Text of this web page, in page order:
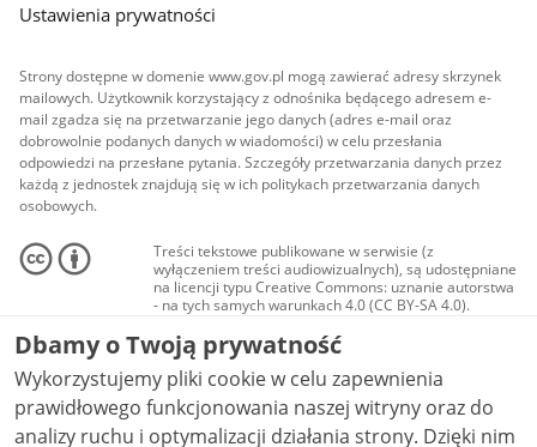
Ustawienia prywatności
Strony dostępne w domenie www.gov.pl mogą zawierać adresy skrzynek
mailowych. Użytkownik korzystający z odnośnika będącego adresem e-
mail zgadza się na przetwarzanie jego danych (adres e-mail oraz
dobrowolnie podanych danych w wiadomości) w celu przesłania
odpowiedzi na przesłane pytania. Szczegóły przetwarzania danych przez
każdą z jednostek znajdują się w ich politykach przetwarzania danych
osobowych.
Treści tekstowe publikowane w serwisie (z
wyłączeniem treści audiowizualnych), są udostępniane
na licencji typu Creative Commons: uznanie autorstwa
- na tych samych warunkach 4.0 (CC BY-SA 4.0).
Materiały audiowizualne, w tym zdjęcia, materiały
audio i wideo, są udostępniane na licencji typu
Creative Commons: uznanie autorstwa użycie
niekomercyjne - bez utworów zależnych 4.0 (CC BY-
NC-ND 4.0), o ile nie jest to stwierdzone inaczej.
Dbamy o Twoją prywatność
Wykorzystujemy pliki cookie w celu zapewnienia
prawidłowego funkcjonowania naszej witryny oraz do
analizy ruchu i optymalizacji działania strony. Dzięki nim